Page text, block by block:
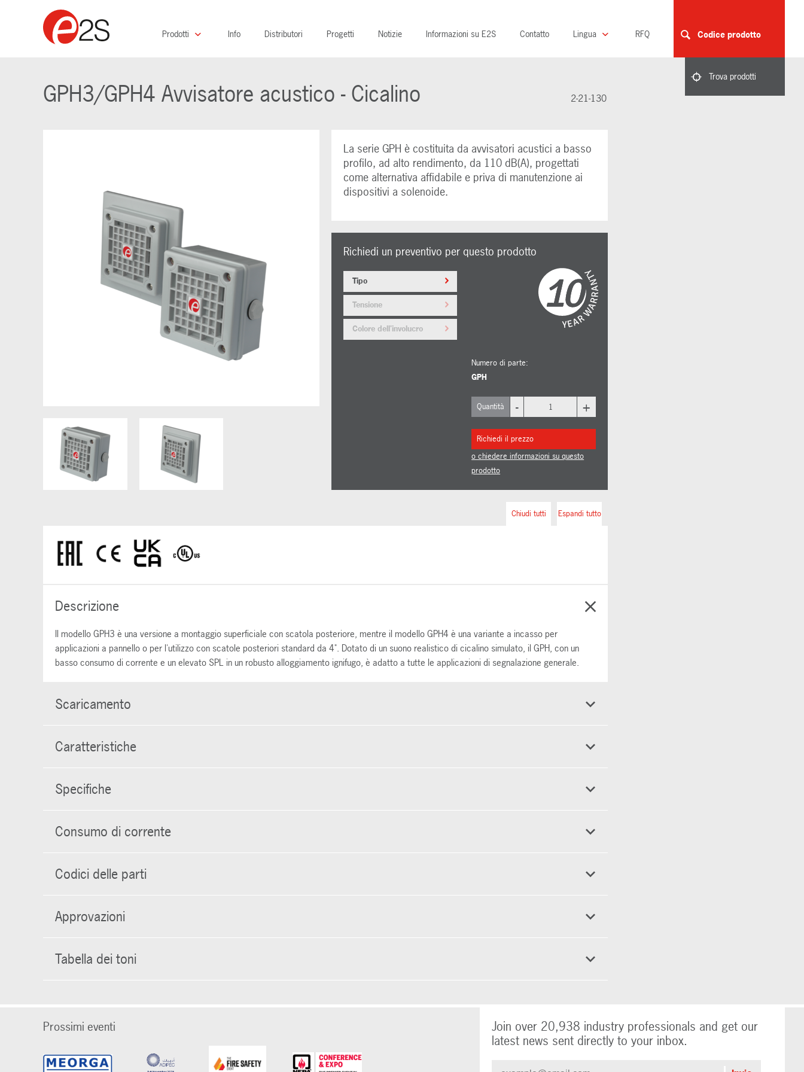
Prodotti Info Distributori Progetti Notizie Informazioni su E2S Contatto Lingua RFQ Codice prodotto
Trova prodotti
GPH3/GPH4 Avvisatore acustico - Cicalino 2-21-130
La serie GPH è costituita da avvisatori acustici a basso
profilo, ad alto rendimento, da 110 dB(A), progettati
come alternativa affidabile e priva di manutenzione ai
dispositivi a solenoide.
Richiedi un preventivo per questo prodotto
Tipo
Tensione
Colore dell'involucro
Numero di parte:
GPH
Quantità - +
Richiedi il prezzo
o chiedere informazioni su questo
prodotto
Espandi tutto
Chiudi tutti
Descrizione
Il modello GPH3 è una versione a montaggio superficiale con scatola posteriore, mentre il modello GPH4 è una variante a incasso per
applicazioni a pannello o per l'utilizzo con scatole posteriori standard da 4". Dotato di un suono realistico di cicalino simulato, il GPH, con un
basso consumo di corrente e un elevato SPL in un robusto alloggiamento ignifugo, è adatto a tutte le applicazioni di segnalazione generale.
Scaricamento
Caratteristiche
Specifiche
Consumo di corrente
Codici delle parti
Approvazioni
Tabella dei toni
Prossimi eventi
Join over 20,938 industry professionals and get our
latest news sent directly to your inbox.